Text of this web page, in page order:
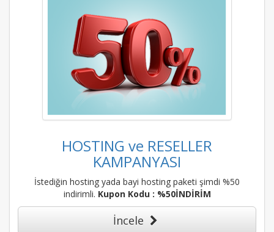
HOSTING ve RESELLER
KAMPANYASI
İstediğin hosting yada bayi hosting paketi şimdi %50
indirimli. Kupon Kodu : %50İNDİRİM
İncele